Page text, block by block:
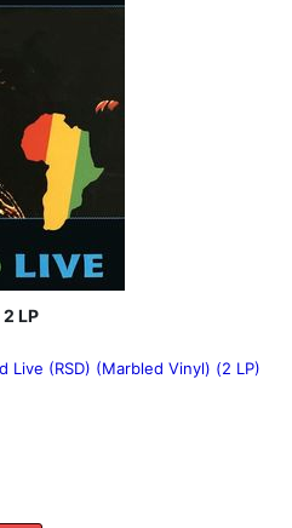
2 LP
Live (RSD) (Marbled Vinyl) (2 LP)